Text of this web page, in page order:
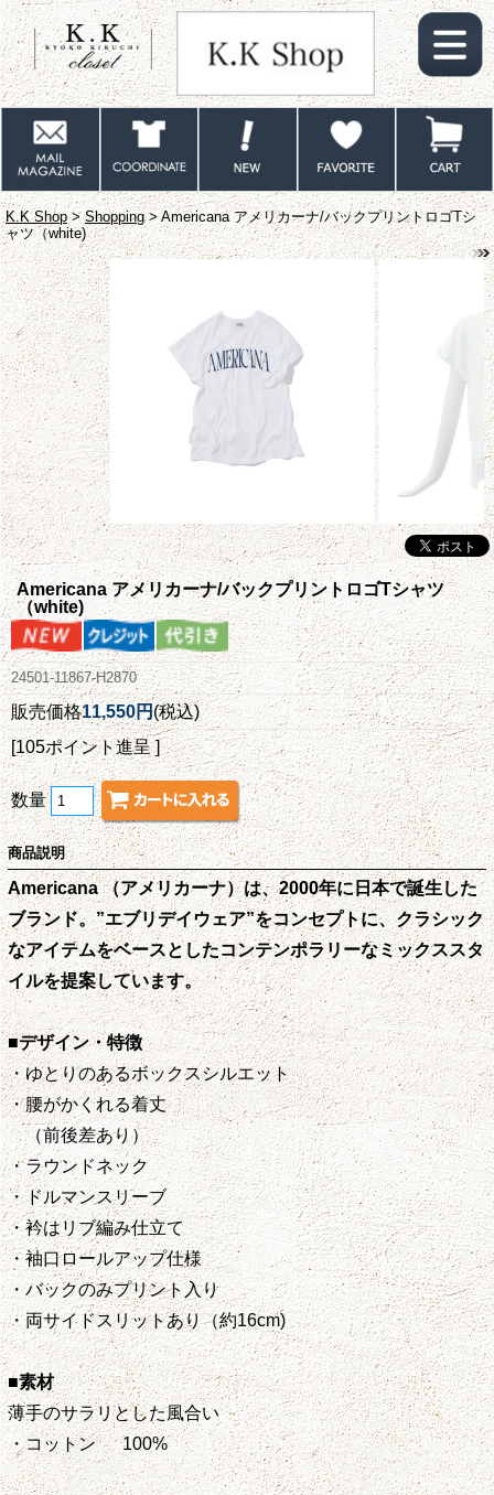
K.K Shop>Shopping> Americana アメリカーナ/バックプリントロゴTシ
ャツ（white)
Americana アメリカーナ/バックプリントロゴTシャツ
（white)
24501-11867-H2870
販売価格11,550円(税込)
[105ポイント進呈 ]
数量
商品説明
Americana （アメリカーナ）は、2000年に日本で誕生した
ブランド。”エブリデイウェア”をコンセプトに、クラシック
なアイテムをベースとしたコンテンポラリーなミックススタ
イルを提案しています。
■デザイン・特徴
・ゆとりのあるボックスシルエット
・腰がかくれる着丈
（前後差あり）
・ラウンドネック
・ドルマンスリーブ
・衿はリブ編み仕立て
・袖口ロールアップ仕様
・バックのみプリント入り
・両サイドスリットあり（約16cm)
■素材
薄手のサラリとした風合い
・コットン 100%